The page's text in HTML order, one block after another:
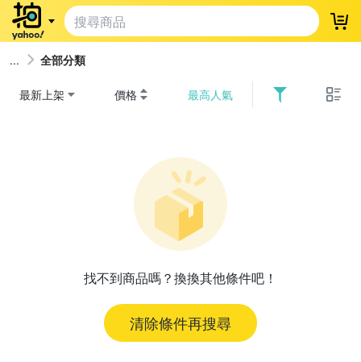
登
全部分類
最新上架 價格 最高人氣
找不到商品嗎？換換其他條件吧！
清除條件再搜尋